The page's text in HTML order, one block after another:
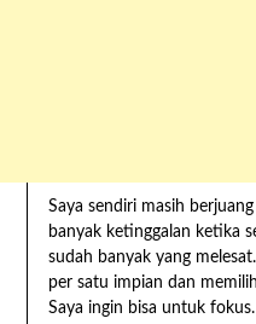
Saya sendiri masih
banyak ketinggalan ketika
sudah banyak yang
per satu impian dan
Saya ingin bisa untuk